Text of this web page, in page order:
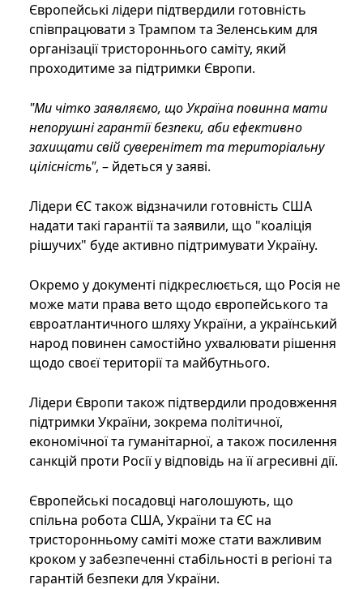
Європейські лідери підтвердили готовність
співпрацювати з Трампом та Зеленським для
організації тристороннього саміту, який
проходитиме за підтримки Європи.
"Ми чітко заявляємо, що Україна повинна мати
непорушні гарантії безпеки, аби ефективно
захищати свій суверенітет та територіальну
цілісність", – йдеться у заяві.
Лідери ЄС також відзначили готовність США
надати такі гарантії та заявили, що "коаліція
рішучих" буде активно підтримувати Україну.
Окремо у документі підкреслюється, що Росія не
може мати права вето щодо європейського та
євроатлантичного шляху України, а український
народ повинен самостійно ухвалювати рішення
щодо своєї території та майбутнього.
Лідери Європи також підтвердили продовження
підтримки України, зокрема політичної,
економічної та гуманітарної, а також посилення
санкцій проти Росії у відповідь на її агресивні дії.
Європейські посадовці наголошують, що
спільна робота США, України та ЄС на
тристоронньому саміті може стати важливим
кроком у забезпеченні стабільності в регіоні та
гарантій безпеки для України.